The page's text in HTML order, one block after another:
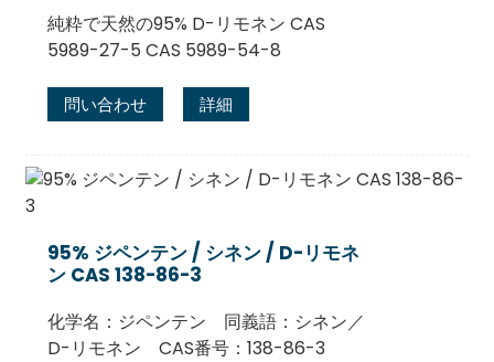
純粋で天然の95% D-リモネン CAS
5989-27-5 CAS 5989-54-8
問い合わせ 詳細
95% ジペンテン / シネン / D-リモネ
ン CAS 138-86-3
化学名：ジペンテン 同義語：シネン／
D-リモネン CAS番号：138-86-3